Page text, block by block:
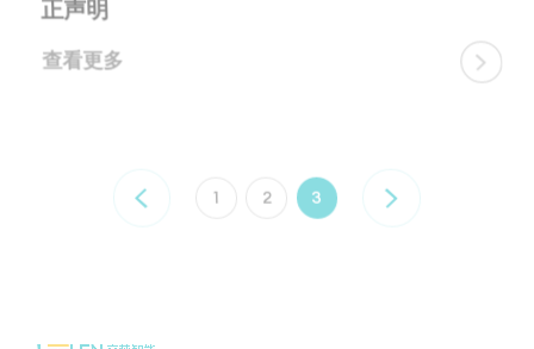
正声明
查看更多 
 1 2 3 